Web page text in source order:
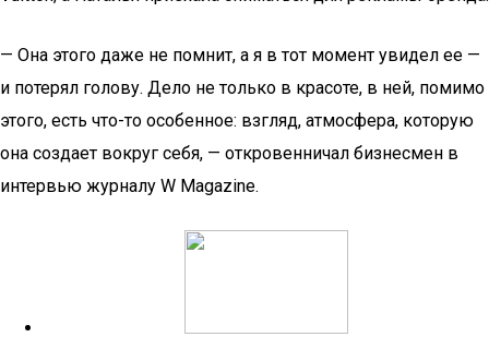
— Она этого даже не помнит, а я в тот момент увидел ее —
и потерял голову. Дело не только в красоте, в ней, помимо
этого, есть что-то особенное: взгляд, атмосфера, которую
она создает вокруг себя, — откровенничал бизнесмен в
интервью журналу W Magazine.